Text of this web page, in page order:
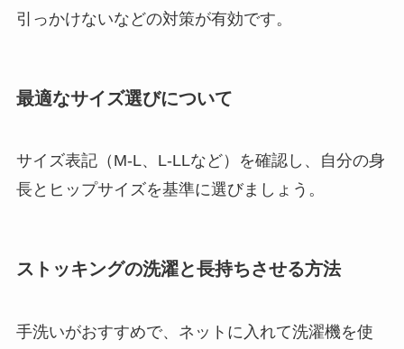
引っかけないなどの対策が有効です。
最適なサイズ選びについて
サイズ表記（M-L、L-LLなど）を確認し、自分の身
長とヒップサイズを基準に選びましょう。
ストッキングの洗濯と長持ちさせる方法
手洗いがおすすめで、ネットに入れて洗濯機を使